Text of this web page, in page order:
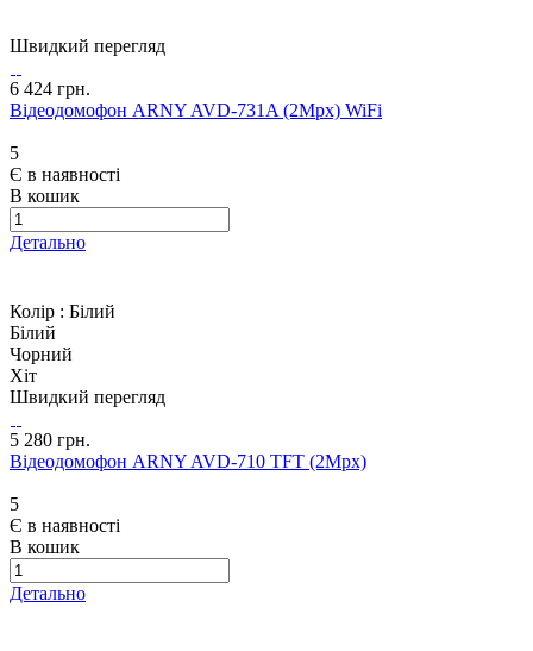
Швидкий перегляд
6 424 грн.
Відеодомофон ARNY AVD-731A (2Mpx) WiFi
5
Є в наявності
В кошик
Детально
Колір : Білий
Білий
Чорний
Хіт
Швидкий перегляд
5 280 грн.
Відеодомофон ARNY AVD-710 TFT (2Mpx)
5
Є в наявності
В кошик
Детально